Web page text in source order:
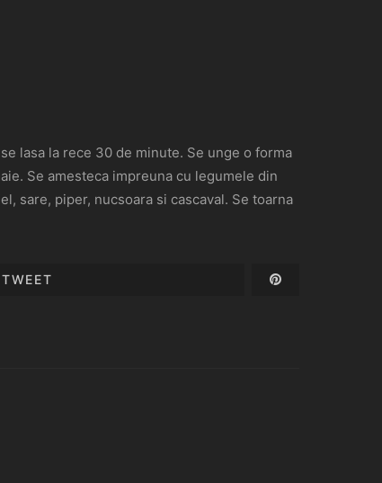
lasa la rece 30 de minute. Se unge o forma
Se amesteca impreuna cu legumele din
sare, piper, nucsoara si cascaval. Se toarna
TWEET